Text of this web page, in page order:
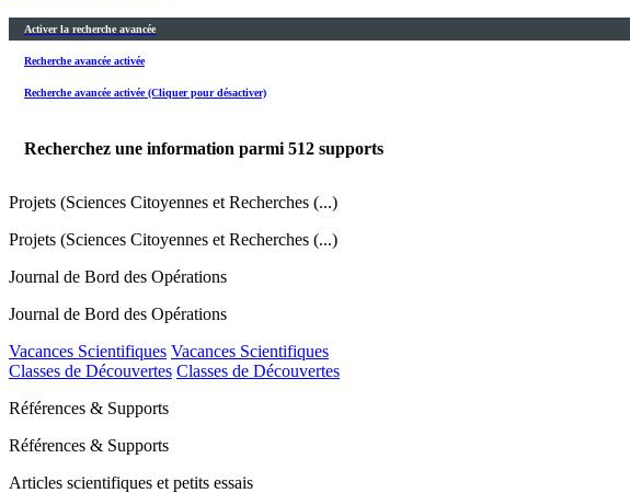
Activer la recherche avancée
Recherche avancée activée
Recherche avancée activée (Cliquer pour désactiver)
Recherchez une information parmi 512 supports
Projets (Sciences Citoyennes et Recherches (...)
Projets (Sciences Citoyennes et Recherches (...)
Journal de Bord des Opérations
Journal de Bord des Opérations
Vacances Scientifiques Vacances Scientifiques
Classes de Découvertes Classes de Découvertes
Références & Supports
Références & Supports
Articles scientifiques et petits essais